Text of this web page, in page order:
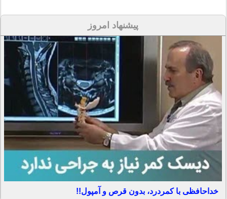
پیشنهاد امروز
خداحافظی با کمردرد، بدون قرص و آمپول!!